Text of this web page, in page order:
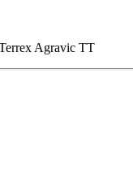
Agravic TT